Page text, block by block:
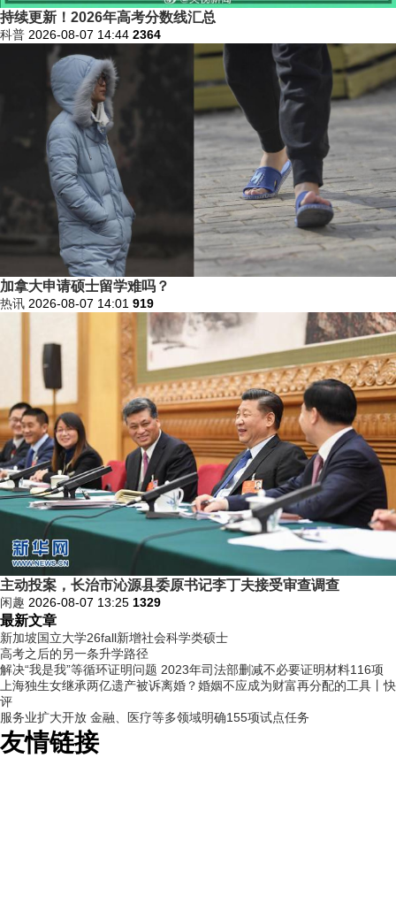
持续更新！2026年高考分数线汇总
科普 2026-08-07 14:44 2364
加拿大申请硕士留学难吗？
热讯 2026-08-07 14:01 919
主动投案，长治市沁源县委原书记李丁夫接受审查调查
闲趣 2026-08-07 13:25 1329
最新文章
新加坡国立大学26fall新增社会科学类硕士
高考之后的另一条升学路径
解决“我是我”等循环证明问题 2023年司法部删减不必要证明材料116项
上海独生女继承两亿遗产被诉离婚？婚姻不应成为财富再分配的工具丨快
评
服务业扩大开放 金融、医疗等多领域明确155项试点任务
友情链接